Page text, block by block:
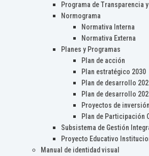
Programa de Transparencia
Normograma
Normativa Interna
Normativa Externa
Planes y Programas
Plan de acción
Plan estratégico 2030
Plan de desarrollo
Plan de desarrollo
Proyectos de inversión
Plan de Participación
Subsistema de Gestión
Proyecto Educativo
Manual de identidad visual